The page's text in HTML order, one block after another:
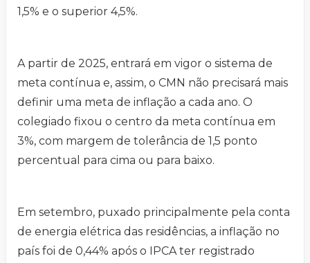
1,5% e o superior 4,5%.
A partir de 2025, entrará em vigor o sistema de
meta contínua e, assim, o CMN não precisará mais
definir uma meta de inflação a cada ano. O
colegiado fixou o centro da meta contínua em
3%, com margem de tolerância de 1,5 ponto
percentual para cima ou para baixo.
Em setembro, puxado principalmente pela conta
de energia elétrica das residências, a inflação no
país foi de 0,44% após o IPCA ter registrado